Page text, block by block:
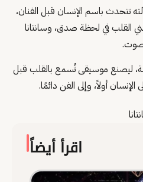
تتحدث باسم الإنسان قبل الفنان،
القلب في لحظة صدق، وسانتانا
صوت.
ليصنع موسيقى تُسمع بالقلب قبل
الإنسان أولاً، وإلى الفن دائمًا.
اقرأ أيضاً